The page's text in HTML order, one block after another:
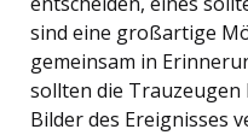
sind eine großartige
gemeinsam in
sollten die Trauzeugen
Bilder des Ereignisses